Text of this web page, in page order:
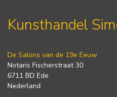
Kunsthandel
De Salons van de 19e Eeuw
Notaris Fischerstraat 30
6711 BD Ede
Nederland